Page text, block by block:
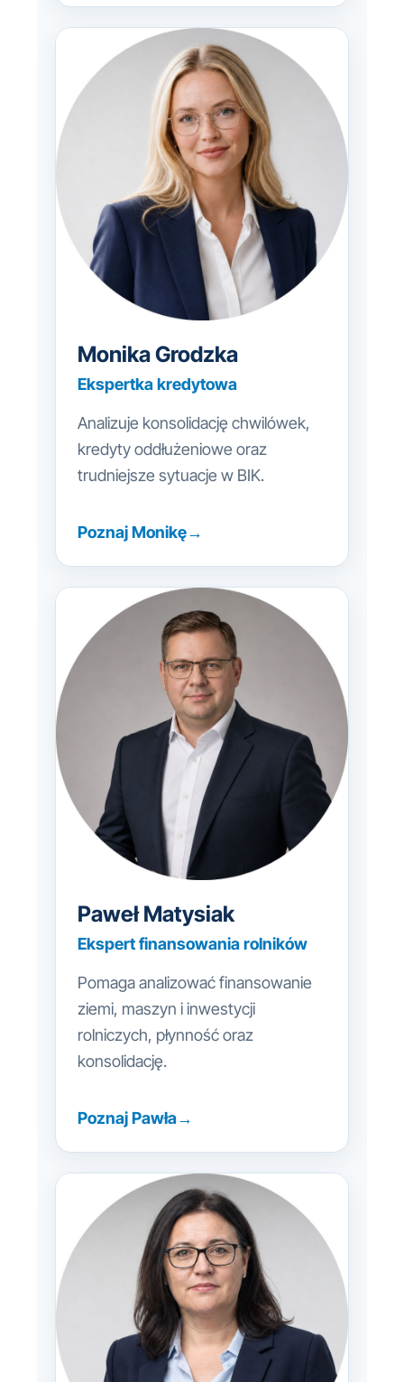
Monika Grodzka
Ekspertka kredytowa
Analizuje konsolidację chwilówek,
kredyty oddłużeniowe oraz
trudniejsze sytuacje w BIK.
Poznaj Monikę→
Paweł Matysiak
Ekspert finansowania rolników
Pomaga analizować finansowanie
ziemi, maszyn i inwestycji
rolniczych, płynność oraz
konsolidację.
Poznaj Pawła→